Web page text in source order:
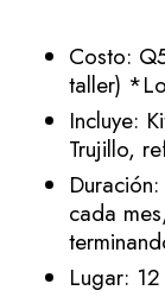
Costo:
taller)
Incluye:
Trujillo,
cada
Lugar: